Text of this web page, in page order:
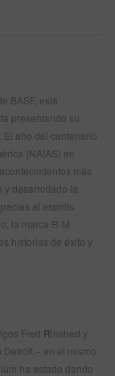
BASF, está
presentando su
El año del centenario
(NAIAS) en
más
y desarrollado la
al espíritu
la marca R-M
historias de éxito y
Fred Rinshed y
– en el mismo
ha estado dando